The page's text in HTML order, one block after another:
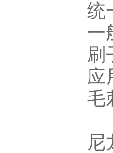
统
一
刷
应
毛
尼